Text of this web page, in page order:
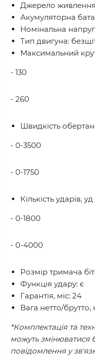
Джерело
Акумуляторна
Номінальна
Тип двигуна:
Максимальний
- 130
- 260
Швидкість
- 0-3500
- 0-1750
Кількість ударів,
- 0-1800
- 0-4000
Розмір тримача
Функція удару: є
Гарантія, міс: 24
Вага нетто/брутто,
*Комплектація та
можуть змінюватися
повідомлення у